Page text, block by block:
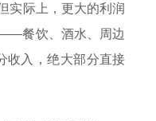
实际上，更大的利润
餐饮、酒水、周边
收入，绝大部分直接